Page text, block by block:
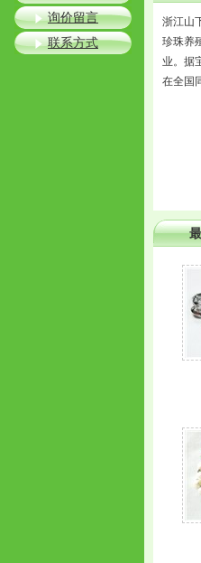
浙江山
珍珠养
业。据
在全国
询价留言
联系方式